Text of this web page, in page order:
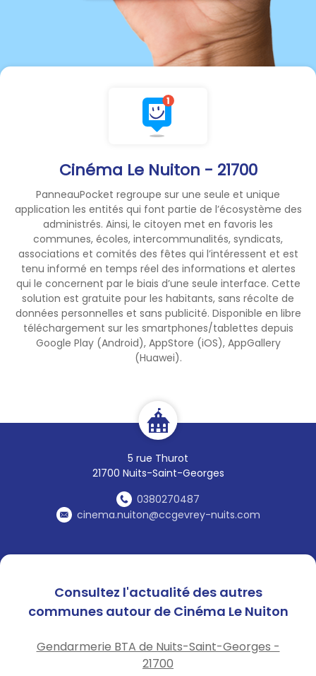
Cinéma Le Nuiton - 21700
PanneauPocket regroupe sur une seule et unique
application les entités qui font partie de l’écosystème des
administrés. Ainsi, le citoyen met en favoris les
communes, écoles, intercommunalités, syndicats,
associations et comités des fêtes qui l’intéressent et est
tenu informé en temps réel des informations et alertes
qui le concernent par le biais d’une seule interface. Cette
solution est gratuite pour les habitants, sans récolte de
données personnelles et sans publicité. Disponible en libre
téléchargement sur les smartphones/tablettes depuis
Google Play (Android), AppStore (iOS), AppGallery
(Huawei).
5 rue Thurot
21700 Nuits-Saint-Georges
0380270487
cinema.nuiton@ccgevrey-nuits.com
Consultez l'actualité des autres
communes autour de Cinéma Le Nuiton
Gendarmerie BTA de Nuits-Saint-Georges -
21700